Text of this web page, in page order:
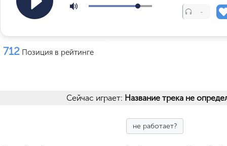
-
712 Позиция в рейтинге
Сейчас играет: Название трека не
не работает?